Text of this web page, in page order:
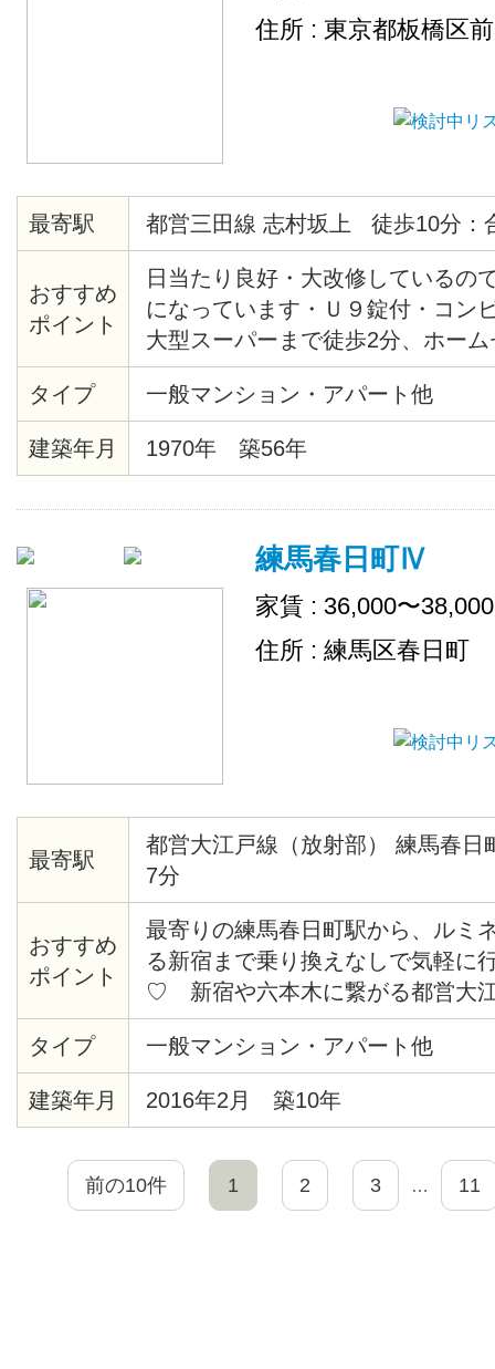
住所 : 東京都板橋区
最寄駅 都営三田線 志村坂上 徒歩10分：
おすすめ
ポイント
日当たり良好・大改修しているの
になっています・Ｕ９錠付・コン
大型スーパーまで徒歩2分、ホー
4分・生活便利・管理人は隣に住
便利です
タイプ 一般マンション・アパート他
建築年月 1970年 築56年
練馬春日町Ⅳ
家賃 : 36,000〜
住所 : 練馬区春日町
最寄駅
都営大江戸線（放射部） 練馬春
7分
おすすめ
ポイント
最寄りの練馬春日町駅から、ルミ
る新宿まで乗り換えなしで気軽に
♡ 新宿や六本木に繋がる都営大
るので、都心へのアクセスが抜群
な公園があり、春になるとお花見
も住みやすい環境です♡ 各お部屋
蔵庫・テレビ・デスク・チェアが
補充致します。
タイプ 一般マンション・アパート他
建築年月 2016年2月 築10年
前の10件 1 2 3 … 11